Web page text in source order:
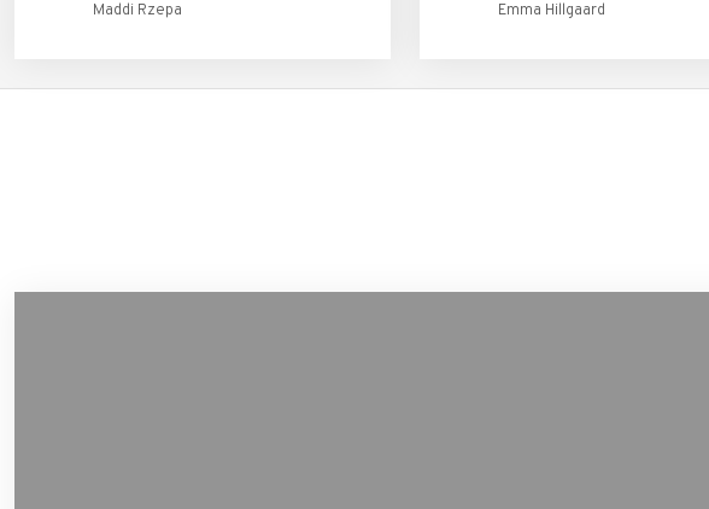
Maddi Rzepa Emma Hillgaard